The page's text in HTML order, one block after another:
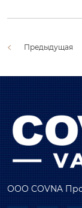
Предыдущая
ООО COVNA